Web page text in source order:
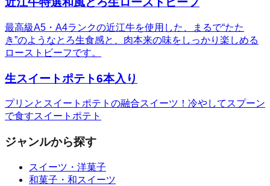
最高級A5・A4ランクの近江牛を使用した、まるで“たた
き”のようなとろ生食感と、肉本来の味をしっかり楽しめる
ローストビーフです。
生スイートポテト6本入り
プリンとスイートポテトの融合スイーツ！冷やしてスプーン
で食すスイートポテト
ジャンルから探す
スイーツ・洋菓子
和菓子・和スイーツ